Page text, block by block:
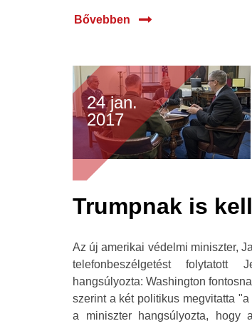
Bővebben
24 jan.
2017
Trumpnak is
Az új amerikai védelmi miniszter,
telefonbeszélgetést folytatott
hangsúlyozta: Washington
szerint a két politikus megvitatta
a miniszter hangsúlyozta, hogy